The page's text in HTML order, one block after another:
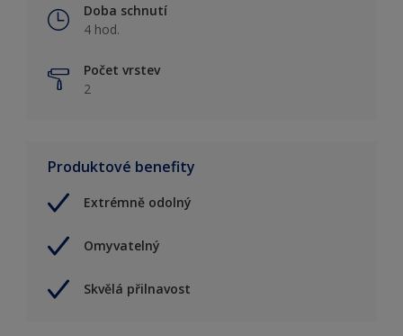
Doba schnutí
4 hod.
Počet vrstev
2
Produktové benefity
Extrémně odolný
Omyvatelný
Skvělá přilnavost